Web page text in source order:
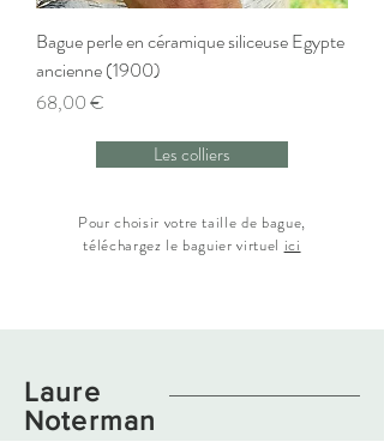
Bague perle en céramique siliceuse Egypte
ancienne (1900)
Prix
68,00 €
Les colliers
Pour choisir votre taille de bague,
téléchargez le baguier virtuel ici
Laure
Noterman